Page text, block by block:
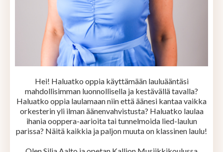
Hei! Haluatko oppia käyttämään lauluääntäsi
mahdollisimman luonnollisella ja kestävällä tavalla?
Haluatko oppia laulamaan niin että äänesi kantaa vaikka
orkesterin yli ilman äänenvahvistusta? Haluatko laulaa
ihania ooppera-aarioita tai tunnelmoida lied-laulun
parissa? Näitä kaikkia ja paljon muuta on klassinen laulu!